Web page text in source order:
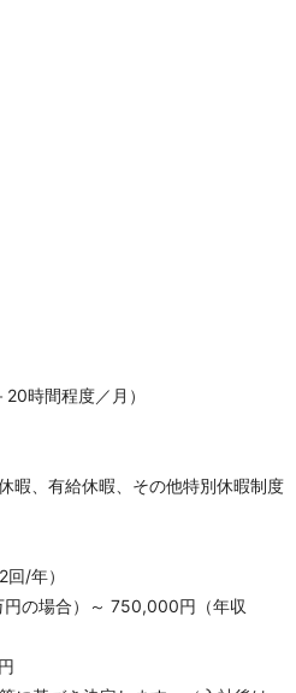
時間程度／月）
暇、有給休暇、その他特別休暇制度
/年）
の場合）～ 750,000円（年収